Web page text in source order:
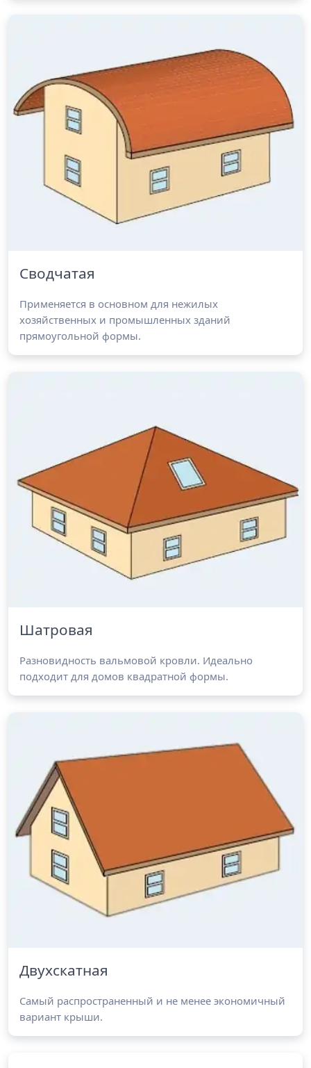
Сводчатая
Применяется в основном для нежилых
хозяйственных и промышленных зданий
прямоугольной формы.
Шатровая
Разновидность вальмовой кровли. Идеально
подходит для домов квадратной формы.
Двухскатная
Самый распространенный и не менее экономичный
вариант крыши.